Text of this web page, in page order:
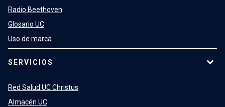
Radio Beethoven
Glosario UC
Uso de marca
SERVICIOS
Red Salud UC Christus
Almacén UC